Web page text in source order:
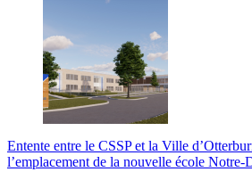
Entente entre le CSSP et la Ville
l’emplacement de la nouvelle école Notre-